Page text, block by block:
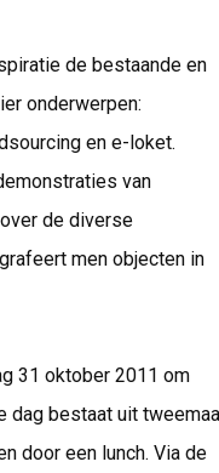
de bestaande en
onderwerpen:
en e-loket.
van
de diverse
men objecten in
31 oktober 2011 om
dag bestaat uit
door een lunch. Via de